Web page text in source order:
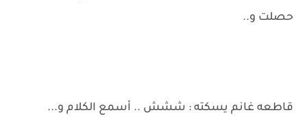
حصلت و..
قاطعه غانم يسكته : ششش .. أسمع الكلام و...